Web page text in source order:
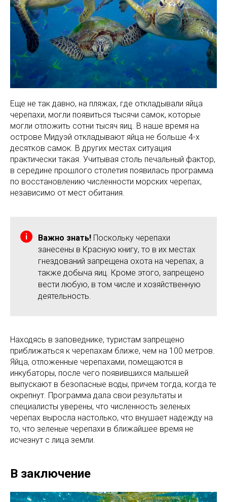
Еще не так давно, на пляжах, где откладывали яйца
черепахи, могли появиться тысячи самок, которые
могли отложить сотни тысяч яиц. В наше время на
острове Мидуэй откладывают яйца не больше 4-х
десятков самок. В других местах ситуация
практически такая. Учитывая столь печальный фактор,
в середине прошлого столетия появилась программа
по восстановлению численности морских черепах,
независимо от мест обитания.
Важно знать! Поскольку черепахи
занесены в Красную книгу, то в их местах
гнездований запрещена охота на черепах, а
также добыча яиц. Кроме этого, запрещено
вести любую, в том числе и хозяйственную
деятельность.
Находясь в заповеднике, туристам запрещено
приближаться к черепахам ближе, чем на 100 метров.
Яйца, отложенные черепахами, помещаются в
инкубаторы, после чего появившихся малышей
выпускают в безопасные воды, причем тогда, когда те
окрепнут. Программа дала свои результаты и
специалисты уверены, что численность зеленых
черепах выросла настолько, что внушает надежду на
то, что зеленые черепахи в ближайшее время не
исчезнут с лица земли.
В заключение